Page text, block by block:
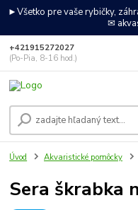
►Všetko pre vaše rybičky,
✉
+421915272027
(Po-Pia, 8-16 hod.)
Úvod Akvaristické pomôcky
Sera škrabka